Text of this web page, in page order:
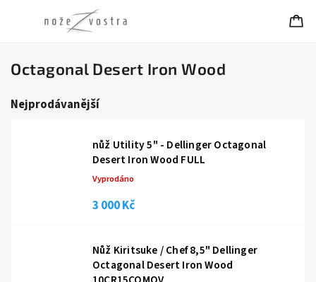
Octagonal Desert Iron Wood
Nejprodávanější
nůž Utility 5" - Dellinger Octagonal
Desert Iron Wood FULL
Vyprodáno
3 000 Kč
Nůž Kiritsuke / Chef 8,5" Dellinger
Octagonal Desert Iron Wood